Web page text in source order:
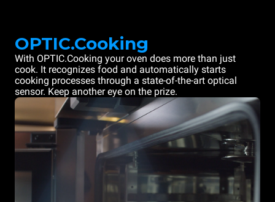
OPTIC.Cooking
With OPTIC.Cooking your oven does more than just
cook. It recognizes food and automatically starts
cooking processes through a state-of-the-art optical
sensor. Keep another eye on the prize.